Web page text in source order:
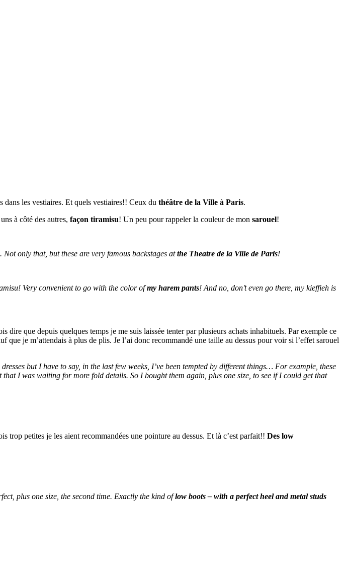
dans les vestiaires. Et quels vestiaires!! Ceux du théâtre de la Ville à Paris.
à côté des autres, façon tiramisu! Un peu pour rappeler la couleur de mon sarouel!
only that, but these are very famous backstages atthe Theatre de la Ville de Paris!
Very convenient to go with the color ofmy harem pants! And no, don’t even go there, my kieffieh is
que depuis quelques temps je me suis laissée tenter par plusieurs achats inhabituels. Par exemple ce
que je m’attendais à plus de plis. Je l’ai donc recommandé une taille au dessus pour voir si l’effet sarouel
but I have to say, in the last few weeks, I’ve been tempted by different things… For example, these
that I was waiting for more fold details. So I bought them again, plus one size, to see if I could get that
trop petites je les aient recommandées une pointure au dessus. Et là c’est parfait!! Des low
plus one size, the second time. Exactly the kind oflow boots – with a perfect heel and metal studs